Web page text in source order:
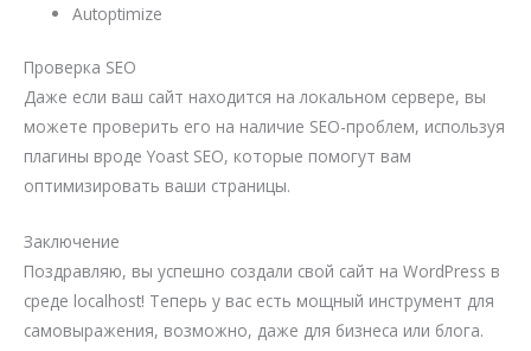
Autoptimize
Проверка SEO
Даже если ваш сайт находится на локальном сервере, вы
можете проверить его на наличие SEO-проблем, используя
плагины вроде Yoast SEO, которые помогут вам
оптимизировать ваши страницы.
Заключение
Поздравляю, вы успешно создали свой сайт на WordPress в
среде localhost! Теперь у вас есть мощный инструмент для
самовыражения, возможно, даже для бизнеса или блога.